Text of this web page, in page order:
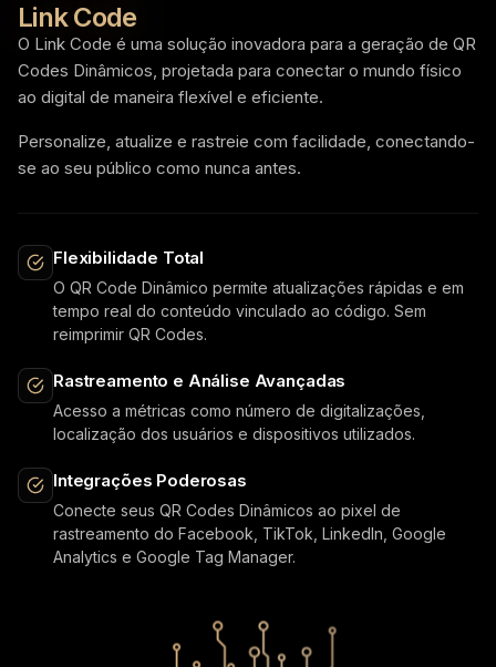
Link Code
O Link Code é uma solução inovadora para a geração de QR
Codes Dinâmicos, projetada para conectar o mundo físico
ao digital de maneira flexível e eficiente.
Personalize, atualize e rastreie com facilidade, conectando-
se ao seu público como nunca antes.
Flexibilidade Total
O QR Code Dinâmico permite atualizações rápidas e em
tempo real do conteúdo vinculado ao código. Sem
reimprimir QR Codes.
Rastreamento e Análise Avançadas
Acesso a métricas como número de digitalizações,
localização dos usuários e dispositivos utilizados.
Integrações Poderosas
Conecte seus QR Codes Dinâmicos ao pixel de
rastreamento do Facebook, TikTok, LinkedIn, Google
Analytics e Google Tag Manager.